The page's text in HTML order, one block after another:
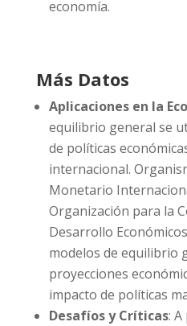
economía.
Más Datos
Aplicaciones en la
equilibrio general se
de políticas
internacional.
Monetario
Organización para la
Desarrollo
modelos de equilibrio
proyecciones
impacto de políticas
Desafíos y Críticas: